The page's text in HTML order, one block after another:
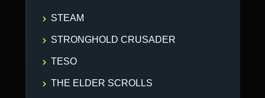
STEAM
STRONGHOLD CRUSADER
TESO
THE ELDER SCROLLS